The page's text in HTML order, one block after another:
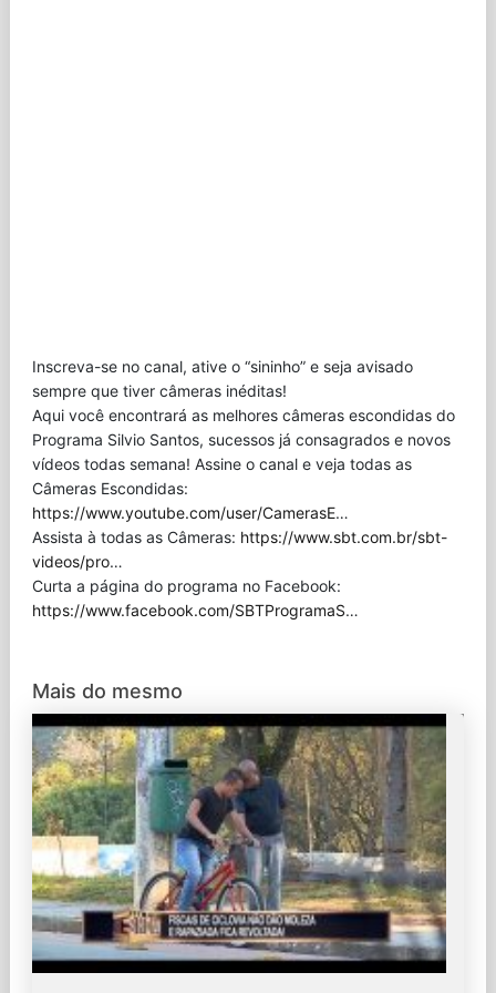
Inscreva-se no canal, ative o “sininho” e seja avisado
sempre que tiver câmeras inéditas!
Aqui você encontrará as melhores câmeras escondidas do
Programa Silvio Santos, sucessos já consagrados e novos
vídeos todas semana! Assine o canal e veja todas as
Câmeras Escondidas:
https://www.youtube.com/user/CamerasE…
Assista à todas as Câmeras: https://www.sbt.com.br/sbt-
videos/pro…
Curta a página do programa no Facebook:
https://www.facebook.com/SBTProgramaS…
Mais do mesmo